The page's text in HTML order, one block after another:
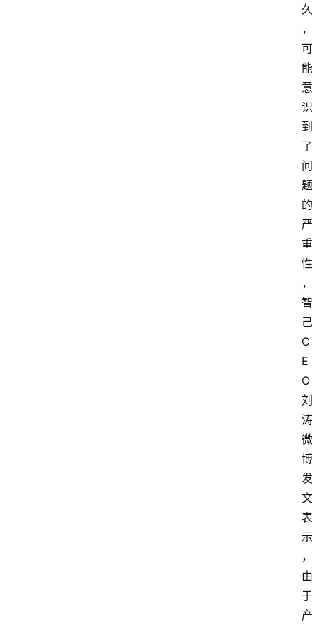
久
，
可
能
意
识
到
了
问
题
的
严
重
性
，
智
己
C
E
O
刘
涛
微
博
发
文
表
示
，
由
于
产